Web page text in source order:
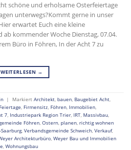
schöne und erholsame Osterfeiertage
unterwegs?Kommt gerne in unser
erwartet Euch eine kleine
kommender Woche Dienstag, 07.04.
Büro in Föhren, In der Acht 7 zu
WEITERLESEN →
| Markiert Architekt bauen Baugebiet Acht
Feiertage Firmensitz Föhren Immobilien
7 Industriepark Region Trier IRT Massivbau
Föhren Ostern planen richtig wohnen
, Verbandsgemeinde Schweich Verkauf,
Architekturbüro Weyer Bau und Immobilien
Wohnungsbau